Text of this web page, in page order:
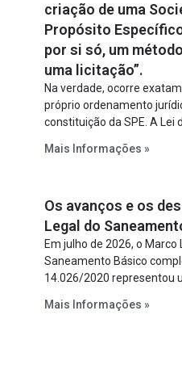
criação de uma
Propósito
por si só, um
uma licitação”.
Na verdade, ocorre
próprio ordenamento
constituição da SPE. A Lei
constitua uma SPE para
Lei de Concessões, a
sujeita a uma escolha
projeto.
Mais Informações »
Os avanços e os
Legal do
Em julho de 2026, o Marco
Saneamento Básico
14.026/2020 representou
estabelecer metas claras
Mais Informações »